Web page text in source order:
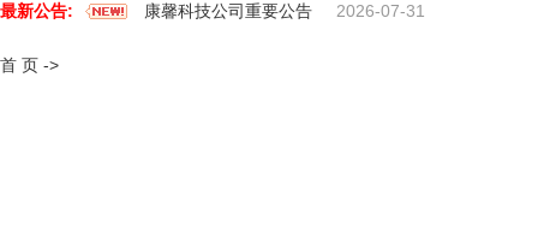
最新公告: 康馨科技公司重要公告 2026-07-31
首 页 ->